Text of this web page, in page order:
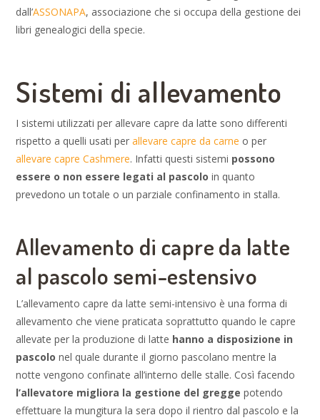
dall’ASSONAPA, associazione che si occupa della gestione dei
libri genealogici della specie.
Sistemi di allevamento
I sistemi utilizzati per allevare capre da latte sono differenti
rispetto a quelli usati perallevare capre da carne o per
allevare capre Cashmere. Infatti questi sistemi possono
essere o non essere legati al pascolo in quanto
prevedono un totale o un parziale confinamento in stalla.
Allevamento di capre da latte
al pascolo semi-estensivo
L’allevamento capre da latte semi-intensivo è una forma di
allevamento che viene praticata soprattutto quando le capre
allevate per la produzione di latte hanno a disposizione in
pascolo nel quale durante il giorno pascolano mentre la
notte vengono confinate all’interno delle stalle. Così facendo
l’allevatore migliora la gestione del gregge potendo
effettuare la mungitura la sera dopo il rientro dal pascolo e la